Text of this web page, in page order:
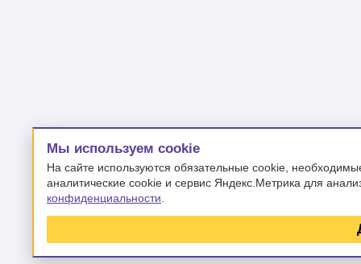
Мы используем cookie
На сайте используются обязательные cookie,
аналитические cookie и сервис Яндекс.Метрика для
конфиденциальности